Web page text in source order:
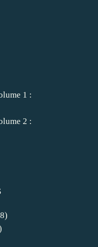
1 :
2 :